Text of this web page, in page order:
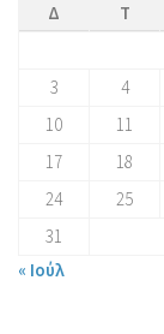
Δ
Τ
3
4
10
11
17
18
24
25
31
« Ιούλ